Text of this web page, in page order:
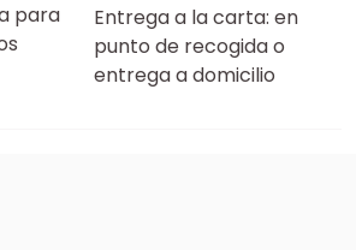
para
Entrega a la carta: en
punto de recogida o
entrega a domicilio